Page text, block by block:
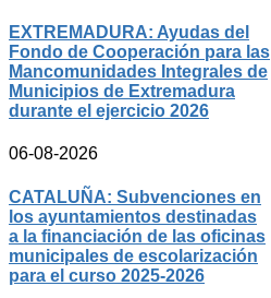
EXTREMADURA: Ayudas del
Fondo de Cooperación para las
Mancomunidades Integrales de
Municipios de Extremadura
durante el ejercicio 2026
06-08-2026
CATALUÑA: Subvenciones en
los ayuntamientos destinadas
a la financiación de las oficinas
municipales de escolarización
para el curso 2025-2026